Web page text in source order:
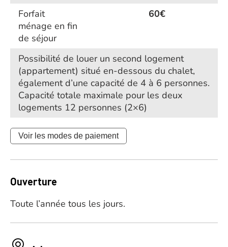
Forfait
ménage en fin
de séjour
60€
Possibilité de louer un second logement
(appartement) situé en-dessous du chalet,
également d’une capacité de 4 à 6 personnes.
Capacité totale maximale pour les deux
logements 12 personnes (2×6)
Voir les modes de paiement
Ouverture
Toute l’année tous les jours.